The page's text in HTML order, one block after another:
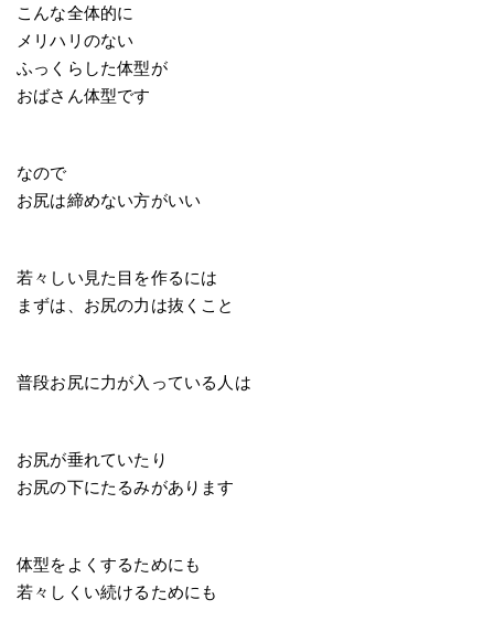
こんな全体的に
メリハリのない
ふっくらした体型が
おばさん体型です
なので
お尻は締めない方がいい
若々しい見た目を作るには
まずは、お尻の力は抜くこと
普段お尻に力が入っている人は
お尻が垂れていたり
お尻の下にたるみがあります
体型をよくするためにも
若々しくい続けるためにも